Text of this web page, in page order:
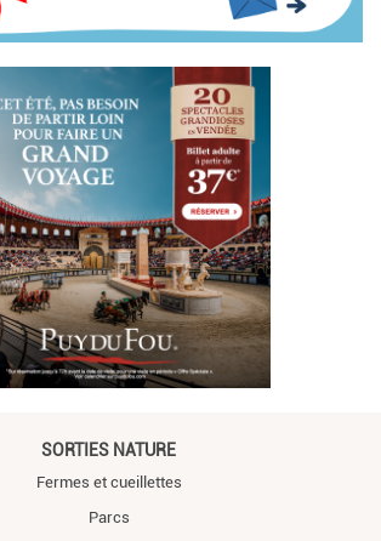
SORTIES NATURE
Fermes et cueillettes
Parcs